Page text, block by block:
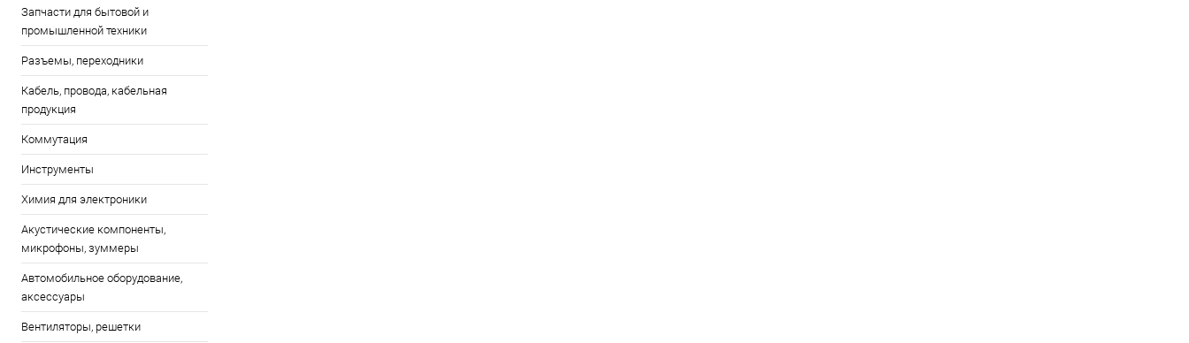
Запчасти для бытовой и
промышленной техники
Разъемы, переходники
Кабель, провода, кабельная
продукция
Коммутация
Инструменты
Химия для электроники
Акустические компоненты,
микрофоны, зуммеры
Автомобильное оборудование,
аксессуары
Вентиляторы, решетки